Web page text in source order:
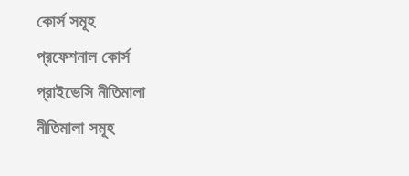
কোর্স সমূহ
প্রফেশনাল কোর্স
প্রাইভেসি নীতিমালা
নীতিমালা সমূহ